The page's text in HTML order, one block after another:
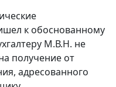
к обоснованному
М.В.Н. не
получение от
адресованного